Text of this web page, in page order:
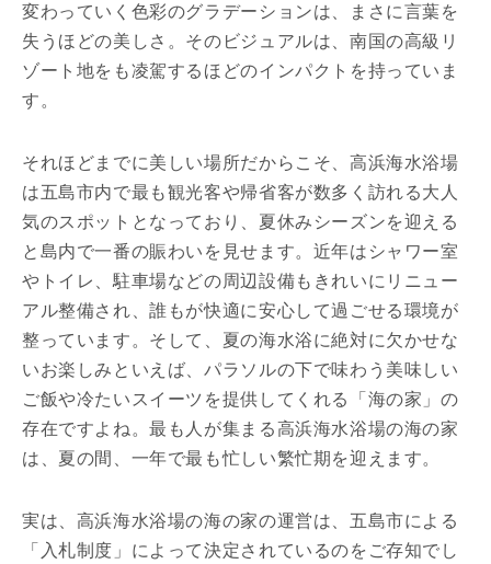
変わっていく色彩のグラデーションは、まさに言葉を
失うほどの美しさ。そのビジュアルは、南国の高級リ
ゾート地をも凌駕するほどのインパクトを持っていま
す。
それほどまでに美しい場所だからこそ、高浜海水浴場
は五島市内で最も観光客や帰省客が数多く訪れる大人
気のスポットとなっており、夏休みシーズンを迎える
と島内で一番の賑わいを見せます。近年はシャワー室
やトイレ、駐車場などの周辺設備もきれいにリニュー
アル整備され、誰もが快適に安心して過ごせる環境が
整っています。そして、夏の海水浴に絶対に欠かせな
いお楽しみといえば、パラソルの下で味わう美味しい
ご飯や冷たいスイーツを提供してくれる「海の家」の
存在ですよね。最も人が集まる高浜海水浴場の海の家
は、夏の間、一年で最も忙しい繁忙期を迎えます。
実は、高浜海水浴場の海の家の運営は、五島市による
「入札制度」によって決定されているのをご存知でし